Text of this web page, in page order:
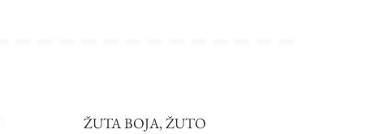
ŽUTA BOJA, ŽUTO